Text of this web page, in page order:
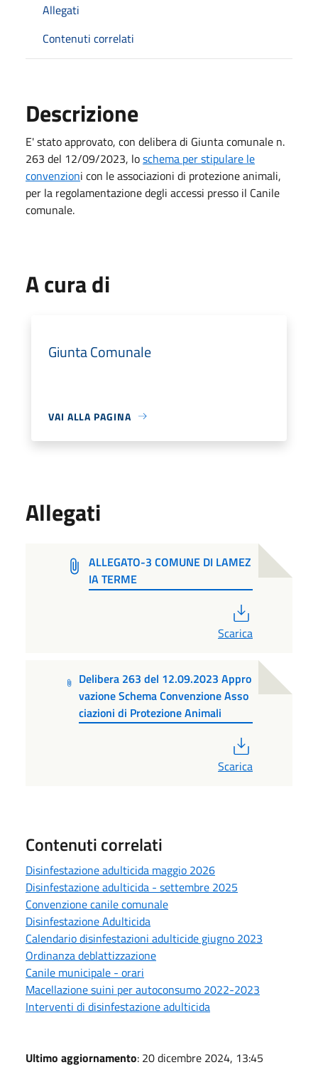
Allegati
Contenuti correlati
Descrizione
E' stato approvato, con delibera di Giunta comunale n.
263 del 12/09/2023, loschema per stipulare le
convenzioni con le associazioni di protezione animali,
per la regolamentazione degli accessi presso il Canile
comunale.
A cura di
Giunta Comunale
VAI ALLA PAGINA
Allegati
ALLEGATO-3 COMUNE DI LAMEZ
IA TERME
Scarica
Delibera 263 del 12.09.2023 Appro
vazione Schema Convenzione Asso
ciazioni di Protezione Animali
Scarica
Contenuti correlati
Disinfestazione adulticida maggio 2026
Disinfestazione adulticida - settembre 2025
Convenzione canile comunale
Disinfestazione Adulticida
Calendario disinfestazioni adulticide giugno 2023
Ordinanza deblattizzazione
Canile municipale - orari
Macellazione suini per autoconsumo 2022-2023
Interventi di disinfestazione adulticida
Ultimo aggiornamento: 20 dicembre 2024, 13:45